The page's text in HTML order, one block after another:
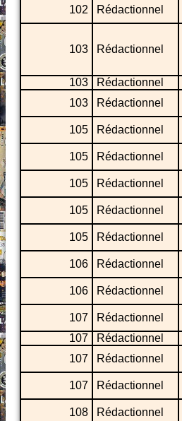
102 Rédactionnel
103 Rédactionnel
103 Rédactionnel
103
Rédactionnel
105
Rédactionnel
105 Rédactionnel
105
Rédactionnel
105
Rédactionnel
105 Rédactionnel
106
Rédactionnel
106 Rédactionnel
107 Rédactionnel
107
Rédactionnel
107
Rédactionnel
107 Rédactionnel
108
Rédactionnel